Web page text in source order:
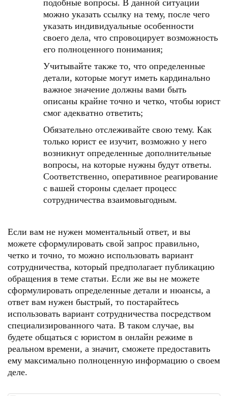
подобные вопросы. В данной ситуации
можно указать ссылку на тему, после чего
указать индивидуальные особенности
своего дела, что спровоцирует возможность
его полноценного понимания;
Учитывайте также то, что определенные
детали, которые могут иметь кардинально
важное значение должны вами быть
описаны крайне точно и четко, чтобы юрист
смог адекватно ответить;
Обязательно отслеживайте свою тему. Как
только юрист ее изучит, возможно у него
возникнут определенные дополнительные
вопросы, на которые нужны будут ответы.
Соответственно, оперативное реагирование
с вашей стороны сделает процесс
сотрудничества взаимовыгодным.
Если вам не нужен моментальный ответ, и вы
можете сформулировать свой запрос правильно,
четко и точно, то можно использовать вариант
сотрудничества, который предполагает публикацию
обращения в теме статьи. Если же вы не можете
сформулировать определенные детали и нюансы, а
ответ вам нужен быстрый, то постарайтесь
использовать вариант сотрудничества посредством
специализированного чата. В таком случае, вы
будете общаться с юристом в онлайн режиме в
реальном времени, а значит, сможете предоставить
ему максимально полноценную информацию о своем
деле.